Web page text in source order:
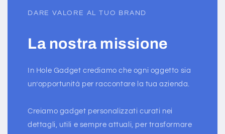
DARE VALORE AL TUO BRAND
La nostra missione
In Hole Gadget crediamo che ogni oggetto sia
un’opportunità per raccontare la tua azienda.
Creiamo gadget personalizzati curati nei
dettagli, utili e sempre attuali, per trasformare